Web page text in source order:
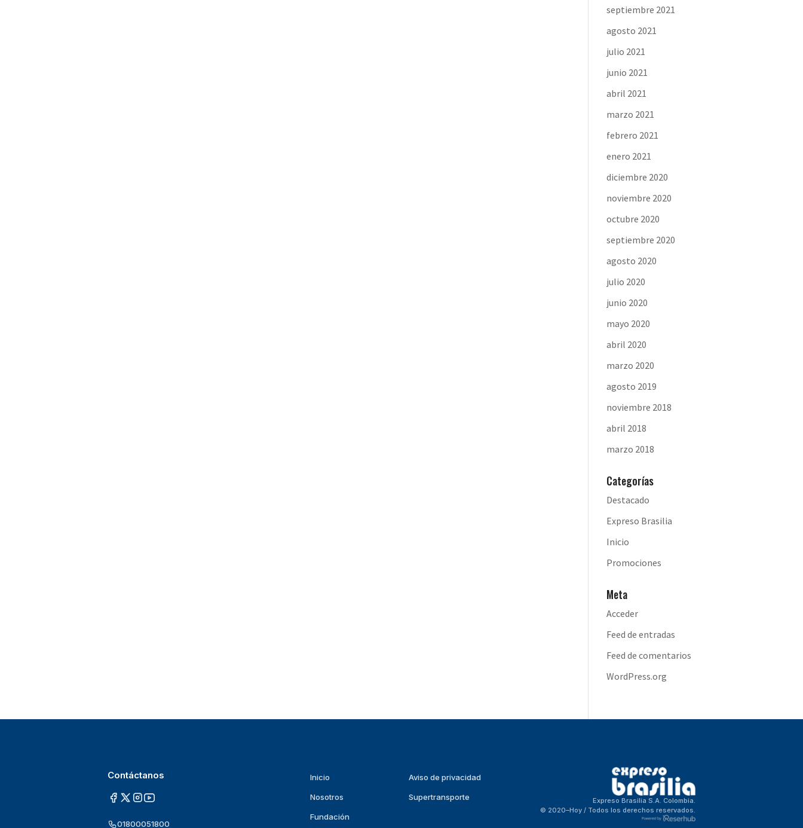
septiembre 2021
agosto 2021
julio 2021
junio 2021
abril 2021
marzo 2021
febrero 2021
enero 2021
diciembre 2020
noviembre 2020
octubre 2020
septiembre 2020
agosto 2020
julio 2020
junio 2020
mayo 2020
abril 2020
marzo 2020
agosto 2019
noviembre 2018
abril 2018
marzo 2018
Categorías
Destacado
Expreso Brasilia
Inicio
Promociones
Meta
Acceder
Feed de entradas
Feed de comentarios
WordPress.org
Contáctanos
01800051800
Inicio Aviso de privacidad
Nosotros Supertransporte
Fundación
Expreso Brasilia S.A. Colombia.
© 2020–Hoy / Todos los derechos reservados.